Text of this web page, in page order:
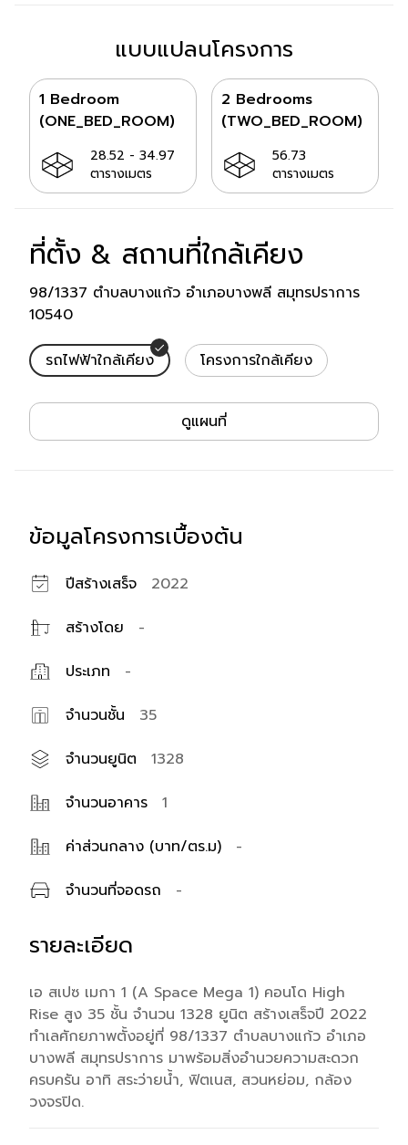
แบบแปลนโครงการ
1 Bedroom
(ONE_BED_ROOM)
ขนาดห้อง:28.52 - 34.97
ตารางเมตร
2 Bedrooms
(TWO_BED_ROOM)
ขนาดห้อง:56.73
ตารางเมตร
ที่ตั้ง & สถานที่ใกล้เคียง
98/1337 ตำบลบางแก้ว อำเภอบางพลี สมุทรปราการ
10540
สถานที่ใกล้เคียง
รถไฟฟ้าใกล้เคียง โครงการใกล้เคียง
รถไฟฟ้าใกล้เคียง
ที่ตั้ง ดูแผนที่
ข้อมูลโครงการเบื้องต้น
ปีสร้างเสร็จ
2022
สร้างโดย
-
ประเภท
-
จำนวนชั้น
35
จำนวนยูนิต
1328
จำนวนอาคาร
1
ค่าส่วนกลาง (บาท/ตร.ม)
-
จำนวนที่จอดรถ
-
รายละเอียด
เอ สเปซ เมกา 1 (A Space Mega 1) คอนโด High
Rise สูง 35 ชั้น จำนวน 1328 ยูนิต สร้างเสร็จปี 2022
ทำเลศักยภาพตั้งอยู่ที่ 98/1337 ตำบลบางแก้ว อำเภอ
บางพลี สมุทรปราการ มาพร้อมสิ่งอำนวยความสะดวก
ครบครัน อาทิ สระว่ายน้ำ, ฟิตเนส, สวนหย่อม, กล้อง
วงจรปิด.